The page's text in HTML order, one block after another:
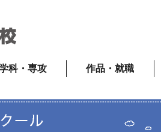
科・専攻 作品・就職